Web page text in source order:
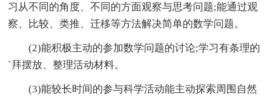
习从不同的角度、不同的方面观察与思考问题;能通过观
察、比较、类推、迁移等方法解决简单的数学问题。
(2)能积极主动的参加数学问题的讨论;学习有条理的
`拜摆放、整理活动材料。
(3)能较长时间的参与科学活动能主动探索周围自然